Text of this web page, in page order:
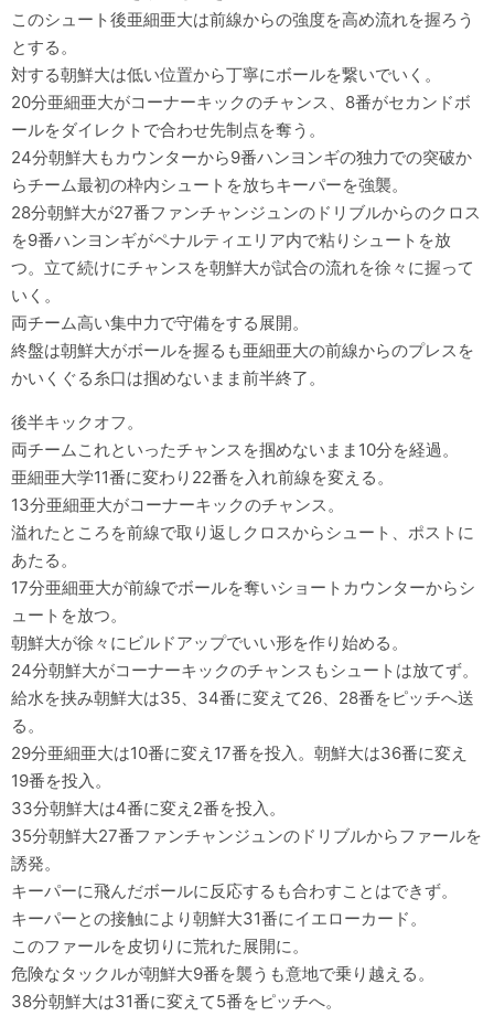
このシュート後亜細亜大は前線からの強度を高め流れを握ろう
とする。
対する朝鮮大は低い位置から丁寧にボールを繋いでいく。
20分亜細亜大がコーナーキックのチャンス、8番がセカンドボ
ールをダイレクトで合わせ先制点を奪う。
24分朝鮮大もカウンターから9番ハンヨンギの独力での突破か
らチーム最初の枠内シュートを放ちキーパーを強襲。
28分朝鮮大が27番ファンチャンジュンのドリブルからのクロス
を9番ハンヨンギがペナルティエリア内で粘りシュートを放
つ。立て続けにチャンスを朝鮮大が試合の流れを徐々に握って
いく。
両チーム高い集中力で守備をする展開。
終盤は朝鮮大がボールを握るも亜細亜大の前線からのプレスを
かいくぐる糸口は掴めないまま前半終了。
後半キックオフ。
両チームこれといったチャンスを掴めないまま10分を経過。
亜細亜大学11番に変わり22番を入れ前線を変える。
13分亜細亜大がコーナーキックのチャンス。
溢れたところを前線で取り返しクロスからシュート、ポストに
あたる。
17分亜細亜大が前線でボールを奪いショートカウンターからシ
ュートを放つ。
朝鮮大が徐々にビルドアップでいい形を作り始める。
24分朝鮮大がコーナーキックのチャンスもシュートは放てず。
給水を挟み朝鮮大は35、34番に変えて26、28番をピッチへ送
る。
29分亜細亜大は10番に変え17番を投入。朝鮮大は36番に変え
19番を投入。
33分朝鮮大は4番に変え2番を投入。
35分朝鮮大27番ファンチャンジュンのドリブルからファールを
誘発。
キーパーに飛んだボールに反応するも合わすことはできず。
キーパーとの接触により朝鮮大31番にイエローカード。
このファールを皮切りに荒れた展開に。
危険なタックルが朝鮮大9番を襲うも意地で乗り越える。
38分朝鮮大は31番に変えて5番をピッチへ。